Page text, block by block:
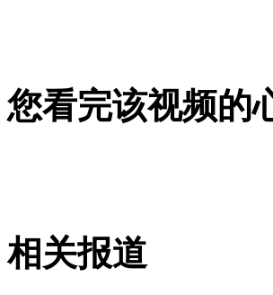
女孩北京地铁殴打老人 痛下狠手拳
您看完该视频的
相关报道